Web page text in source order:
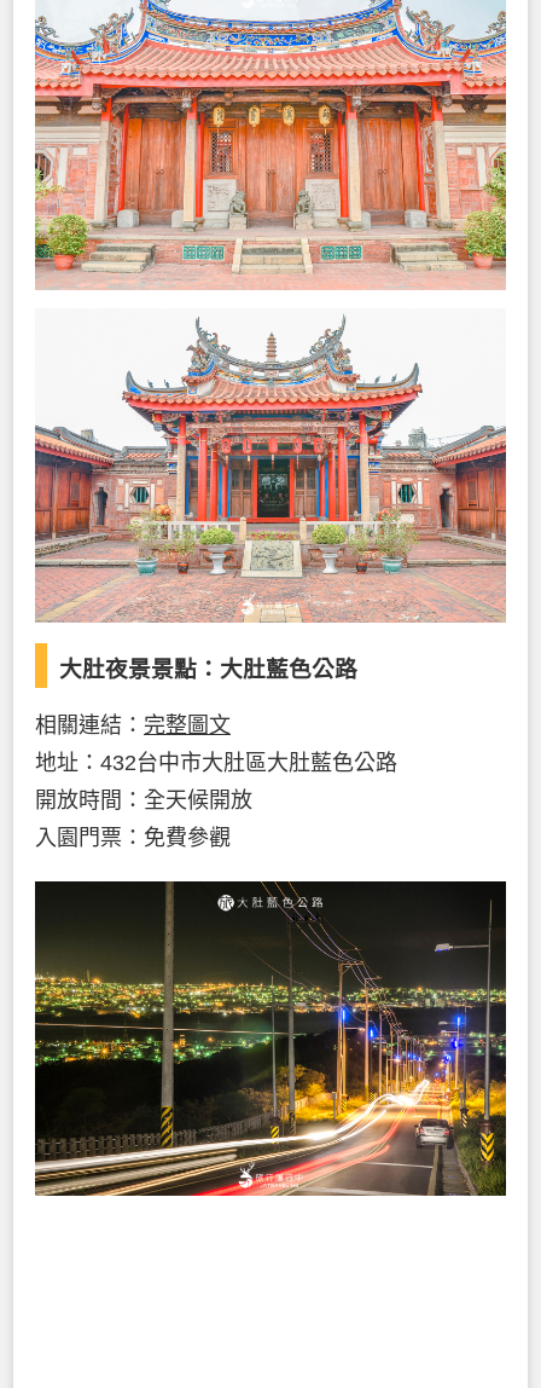
大肚夜景景點：大肚藍色公路
相關連結： 完整圖文
地址：432台中市大肚區大肚藍色公路
開放時間：全天候開放
入園門票：免費參觀